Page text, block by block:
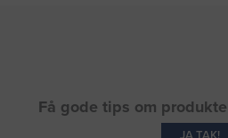
Få gode tips om
JA TAK!